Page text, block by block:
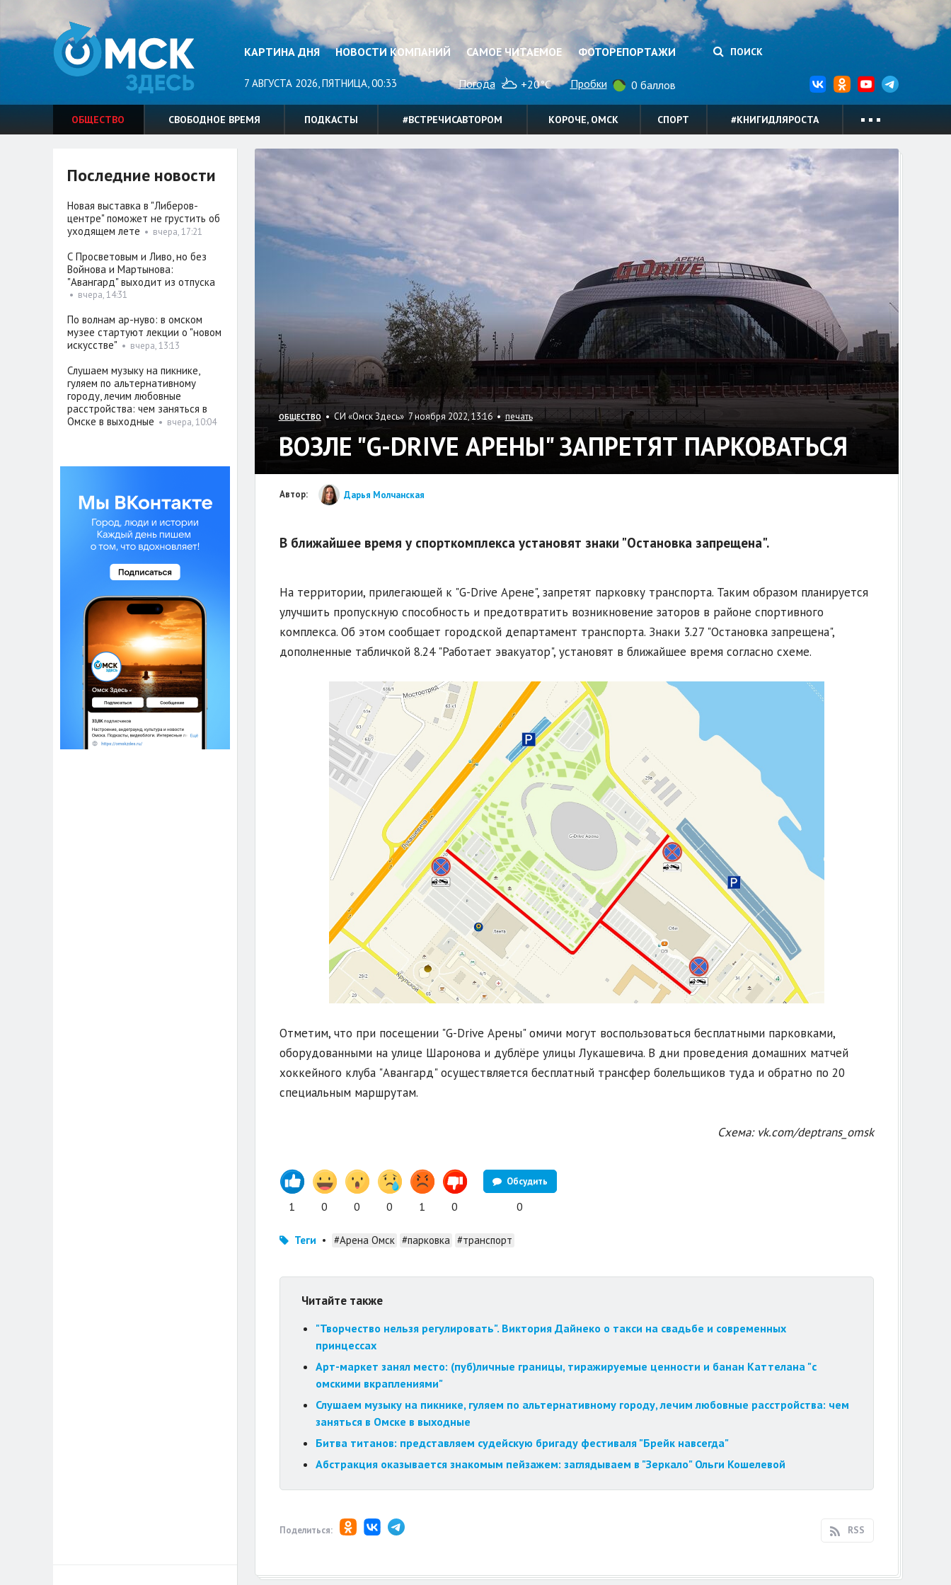
КАРТИНА ДНЯ НОВОСТИ КОМПАНИЙ САМОЕ ЧИТАЕМОЕ ФОТОРЕПОРТАЖИ ПОИСК
7 АВГУСТА 2026, ПЯТНИЦА, 00:33 Погода +20°C Пробки 0 баллов
ОБЩЕСТВО СВОБОДНОЕ ВРЕМЯ ПОДКАСТЫ #ВСТРЕЧИСАВТОРОМ КОРОЧЕ, ОМСК СПОРТ #КНИГИДЛЯРОСТА
ОБЩЕСТВО• СИ «Омск Здесь» 7 ноября 2022, 13:16 •печать
ВОЗЛЕ "G-DRIVE АРЕНЫ" ЗАПРЕТЯТ ПАРКОВАТЬСЯ
Автор: Дарья Молчанская
В ближайшее время у спорткомплекса установят знаки "Остановка запрещена".
На территории, прилегающей к "G-Drive Арене", запретят парковку транспорта. Таким образом планируется
улучшить пропускную способность и предотвратить возникновение заторов в районе спортивного
комплекса. Об этом сообщает городской департамент транспорта. Знаки 3.27 "Остановка запрещена",
дополненные табличкой 8.24 "Работает эвакуатор", установят в ближайшее время согласно схеме.
Отметим, что при посещении "G-Drive Арены" омичи могут воспользоваться бесплатными парковками,
оборудованными на улице Шаронова и дублёре улицы Лукашевича. В дни проведения домашних матчей
хоккейного клуба "Авангард" осуществляется бесплатный трансфер болельщиков туда и обратно по 20
специальным маршрутам.
Схема: vk.com/deptrans_omsk
1 0 0 0 1 0
Обсудить
0
Теги • #Арена Омск #парковка #транспорт
Читайте также
"Творчество нельзя регулировать". Виктория Дайнеко о такси на свадьбе и современных
принцессах
Арт-маркет занял место: (пуб)личные границы, тиражируемые ценности и банан Каттелана "с
омскими вкраплениями"
Слушаем музыку на пикнике, гуляем по альтернативному городу, лечим любовные расстройства: чем
заняться в Омске в выходные
Битва титанов: представляем судейскую бригаду фестиваля "Брейк навсегда"
Абстракция оказывается знакомым пейзажем: заглядываем в "Зеркало" Ольги Кошелевой
Поделиться: RSS
Последние новости
Новая выставка в "Либеров-
центре" поможет не грустить об
уходящем лете • вчера, 17:21
С Просветовым и Ливо, но без
Войнова и Мартынова:
"Авангард" выходит из отпуска
• вчера, 14:31
По волнам ар-нуво: в омском
музее стартуют лекции о "новом
искусстве" • вчера, 13:13
Слушаем музыку на пикнике,
гуляем по альтернативному
городу, лечим любовные
расстройства: чем заняться в
Омске в выходные • вчера, 10:04